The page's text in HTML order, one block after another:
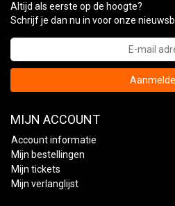
Altijd als eerste op de hoogte?
Schrijf je dan nu in voor onze
MIJN ACCOUNT
Account informatie
Mijn bestellingen
Mijn tickets
Mijn verlanglijst